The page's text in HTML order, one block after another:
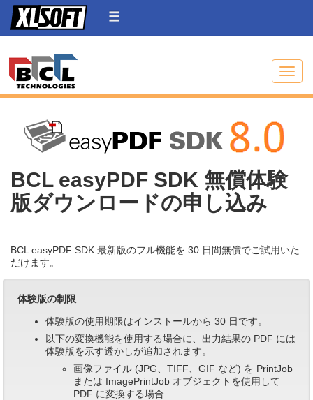
BCL easyPDF SDK 無償体験
版ダウンロードの申し込み
BCL easyPDF SDK 最新版のフル機能を 30 日間無償でご試用いた
だけます。
体験版の制限
体験版の使用期限はインストールから 30 日です。
以下の変換機能を使用する場合に、出力結果の PDF には
体験版を示す透かしが追加されます。
画像ファイル (JPG、TIFF、GIF など) を PrintJob
または ImagePrintJob オブジェクトを使用して
PDF に変換する場合